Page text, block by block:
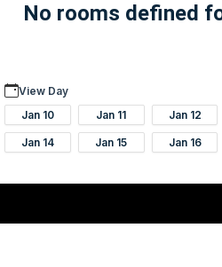
No rooms defined
View Day
Jan 10
Jan 11 Jan 12
Jan 14 Jan 15 Jan 16